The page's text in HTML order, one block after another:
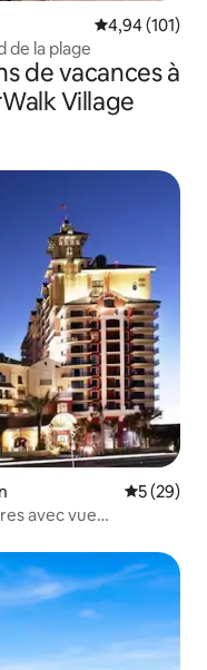
Évaluation
4,94 (101)
de la plage
de vacances à
Village
5 (29)
avec vue